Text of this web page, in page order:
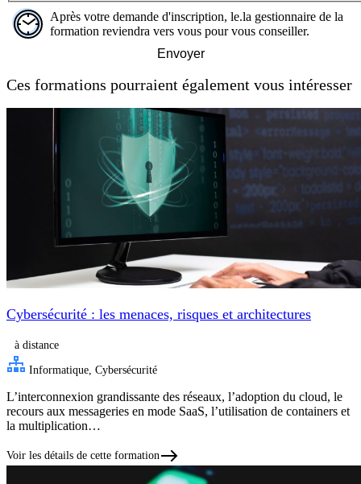
Après votre demande d'inscription, le.la gestionnaire de la
formation reviendra vers vous pour vous conseiller.
Envoyer
Ces formations pourraient également vous intéresser
Cybersécurité : les menaces, risques et architectures
à distance
Informatique, Cybersécurité
L’interconnexion grandissante des réseaux, l’adoption du cloud, le
recours aux messageries en mode SaaS, l’utilisation de containers et
la multiplication…
Voir les détails de cette formation